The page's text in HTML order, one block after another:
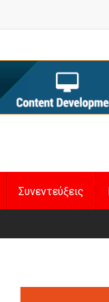
Συνεντεύξεις